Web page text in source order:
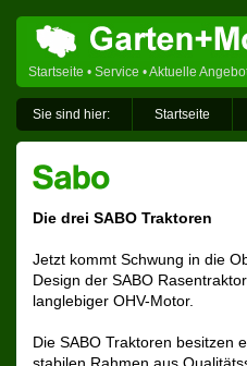
Startseite • Service •Aktuelle
Sie sind hier: Startseite
Die drei SABO Traktoren
Jetzt kommt Schwung in die
Design der SABO
langlebiger OHV-Motor.
Die SABO Traktoren besitzen